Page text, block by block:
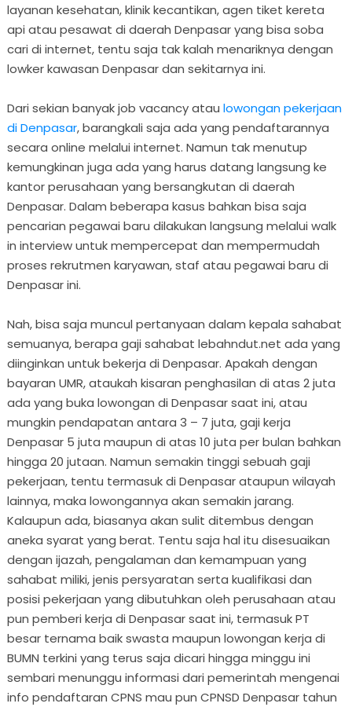
layanan kesehatan, klinik kecantikan, agen tiket kereta
api atau pesawat di daerah Denpasar yang bisa soba
cari di internet, tentu saja tak kalah menariknya dengan
lowker kawasan Denpasar dan sekitarnya ini.
Dari sekian banyak job vacancy atau lowongan pekerjaan
di Denpasar, barangkali saja ada yang pendaftarannya
secara online melalui internet. Namun tak menutup
kemungkinan juga ada yang harus datang langsung ke
kantor perusahaan yang bersangkutan di daerah
Denpasar. Dalam beberapa kasus bahkan bisa saja
pencarian pegawai baru dilakukan langsung melalui walk
in interview untuk mempercepat dan mempermudah
proses rekrutmen karyawan, staf atau pegawai baru di
Denpasar ini.
Nah, bisa saja muncul pertanyaan dalam kepala sahabat
semuanya, berapa gaji sahabat lebahndut.net ada yang
diinginkan untuk bekerja di Denpasar. Apakah dengan
bayaran UMR, ataukah kisaran penghasilan di atas 2 juta
ada yang buka lowongan di Denpasar saat ini, atau
mungkin pendapatan antara 3 – 7 juta, gaji kerja
Denpasar 5 juta maupun di atas 10 juta per bulan bahkan
hingga 20 jutaan. Namun semakin tinggi sebuah gaji
pekerjaan, tentu termasuk di Denpasar ataupun wilayah
lainnya, maka lowongannya akan semakin jarang.
Kalaupun ada, biasanya akan sulit ditembus dengan
aneka syarat yang berat. Tentu saja hal itu disesuaikan
dengan ijazah, pengalaman dan kemampuan yang
sahabat miliki, jenis persyaratan serta kualifikasi dan
posisi pekerjaan yang dibutuhkan oleh perusahaan atau
pun pemberi kerja di Denpasar saat ini, termasuk PT
besar ternama baik swasta maupun lowongan kerja di
BUMN terkini yang terus saja dicari hingga minggu ini
sembari menunggu informasi dari pemerintah mengenai
info pendaftaran CPNS mau pun CPNSD Denpasar tahun